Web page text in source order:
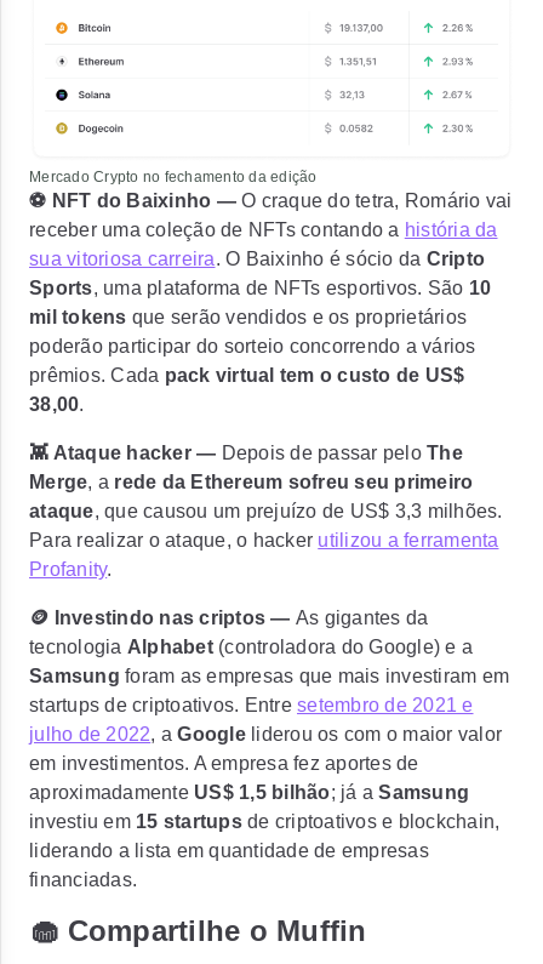
Mercado Crypto no fechamento da edição
⚽ NFT do Baixinho — O craque do tetra, Romário vai
receber uma coleção de NFTscontando a história da
sua vitoriosa carreira. O Baixinho é sócio da Cripto
Sports, uma plataforma de NFTs esportivos. São 10
mil tokens que serão vendidos e os proprietários
poderão participar do sorteio concorrendo a vários
prêmios. Cada pack virtual tem o custo de US$
38,00.
👾 Ataque hacker — Depois de passar pelo The
Merge, a rede da Ethereum sofreu seu primeiro
ataque, que causou um prejuízo de US$ 3,3 milhões.
Para realizar o ataque, o hacker utilizou a ferramenta
Profanity.
🪙 Investindo nas criptos — As gigantes da
tecnologia Alphabet (controladora do Google) e a
Samsung foram as empresas que mais investiram em
startups de criptoativos. Entre setembro de 2021 e
julho de 2022, aGoogle liderou os com o maior valor
em investimentos. A empresa fez aportes de
aproximadamente US$ 1,5 bilhão; já aSamsung
investiu em 15 startupsde criptoativos e blockchain,
liderando a lista em quantidade de empresas
financiadas.
🧁 Compartilhe o Muffin